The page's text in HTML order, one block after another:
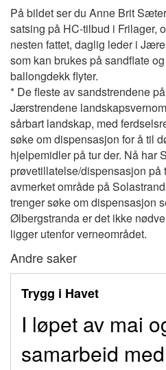
På bildet ser du Anne Brit
satsing på HC-tilbud i Frilager,
nesten fattet, daglig leder i
som kan brukes på sandflate
ballongdekk flyter.
* De fleste av sandstrendene
Jærstrendene
sårbart landskap, med
søke om dispensasjon for å til
hjelpemidler på tur der. Nå har
prøvetillatelse/dispensasjon på
avmerket område på
trenger søke om dispensasjon
Ølbergstranda er det ikke
ligger utenfor verneområdet.
Andre saker
Trygg i Havet
I løpet av mai
samarbeid